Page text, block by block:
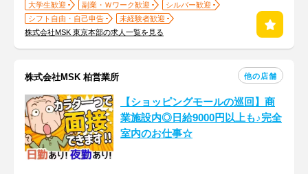
大学生歓迎 副業・Ｗワーク歓迎
シルバー歓迎
シフト自由・自己申告
未経験者歓迎
株式会社MSK 東京本部の求人一覧を見る
株式会社MSK 柏営業所 他の店舗
【ショッピングモールの巡回】商
業施設内◎日給9000円以上も♪完全
室内のお仕事☆